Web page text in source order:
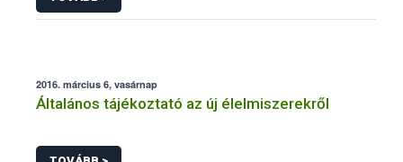
2016. március 6, vasárnap
Általános tájékoztató az új élelmiszerekről